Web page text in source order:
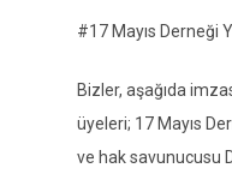
#17 Mayıs Derneği
Bizler, aşağıda
üyeleri; 17 Mayıs
ve hak savunucusu